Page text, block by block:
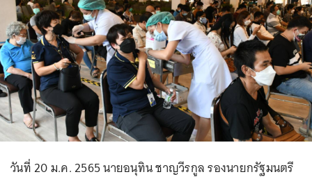
วันที่ 20 ม.ค. 2565 นายอนุทิน ชาญวีรกูล รองนายกรัฐมนตรี